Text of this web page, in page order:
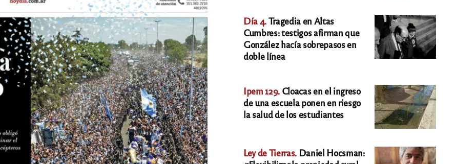
Día 4.Tragedia en Altas
Cumbres: testigos afirman que
González hacía sobrepasos en
doble línea
Ipem 129. Cloacas en el ingreso
de una escuela ponen en riesgo
la salud de los estudiantes
Ley de Tierras. Daniel Hocsman: